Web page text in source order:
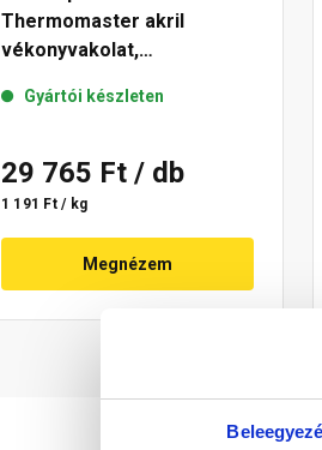
Thermomaster akril
vékonyvakolat,
E 25 kg
Gyártói készleten
29 765 Ft / db
1 191 Ft / kg
Megnézem